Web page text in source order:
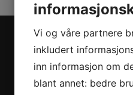
Sociala medier
Instagram
Vi og våre partnere
inkludert
inn informasjon om
blant annet: bedre